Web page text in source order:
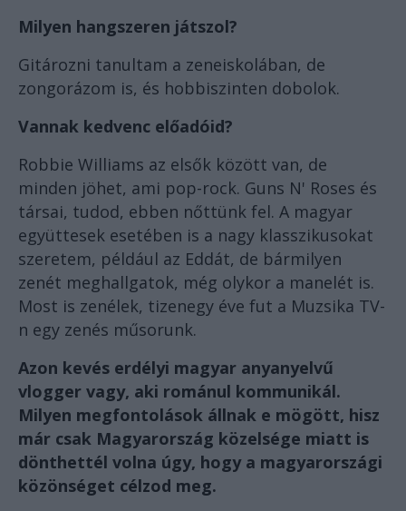
Milyen hangszeren játszol?
Gitározni tanultam a zeneiskolában, de
zongorázom is, és hobbiszinten dobolok.
Vannak kedvenc előadóid?
Robbie Williams az elsők között van, de
minden jöhet, ami pop-rock. Guns N' Roses és
társai, tudod, ebben nőttünk fel. A magyar
együttesek esetében is a nagy klasszikusokat
szeretem, például az Eddát, de bármilyen
zenét meghallgatok, még olykor a manelét is.
Most is zenélek, tizenegy éve fut a Muzsika TV-
n egy zenés műsorunk.
Azon kevés erdélyi magyar anyanyelvű
vlogger vagy, aki románul kommunikál.
Milyen megfontolások állnak e mögött, hisz
már csak Magyarország közelsége miatt is
dönthettél volna úgy, hogy a magyarországi
közönséget célzod meg.